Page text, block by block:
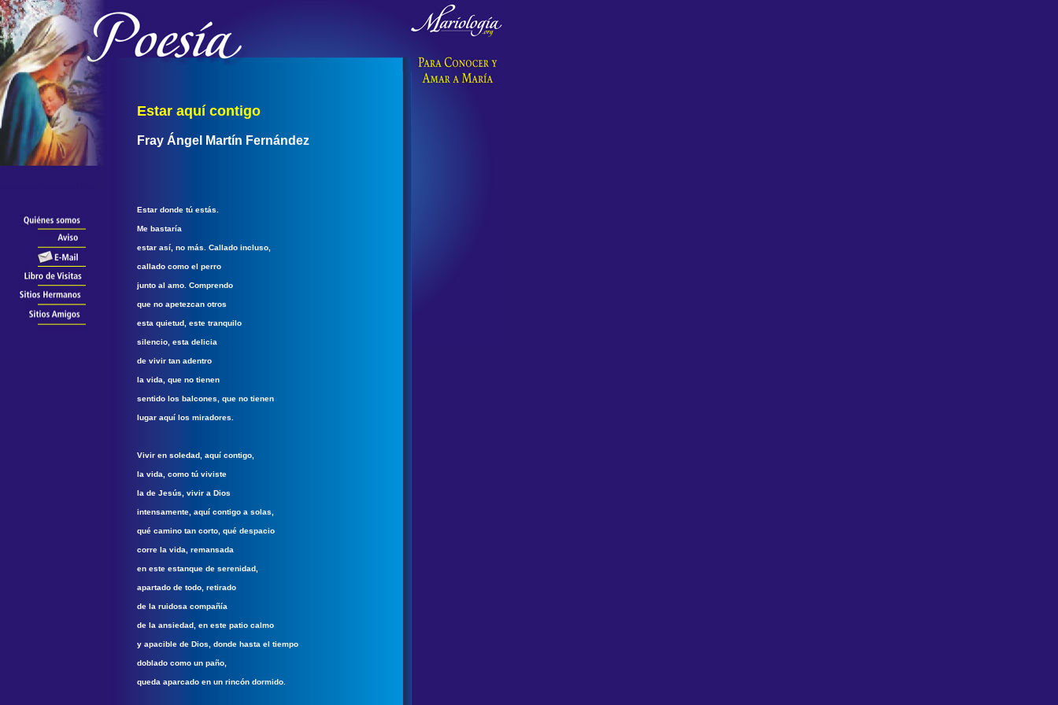
Estar aquí contigo
Fray Ángel Martín Fernández
Estar donde tú estás.
Me bastaría
estar así, no más. Callado incluso,
callado como el perro
junto al amo. Comprendo
que no apetezcan otros
esta quietud, este tranquilo
silencio, esta delicia
de vivir tan adentro
la vida, que no tienen
sentido los balcones, que no tienen
lugar aquí los miradores.
Vivir en soledad, aquí contigo,
la vida, como tú viviste
la de Jesús, vivir a Dios
intensamente, aquí contigo a solas,
qué camino tan corto, qué despacio
corre la vida, remansada
en este estanque de serenidad,
apartado de todo, retirado
de la ruidosa compañía
de la ansiedad, en este patio calmo
y apacible de Dios, donde hasta el tiempo
doblado como un paño,
queda aparcado en un rincón dormido.